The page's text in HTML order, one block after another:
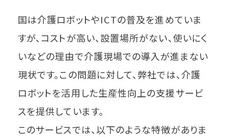
国は介護ロボットやICTの普及を進めていま
すが、コストが高い、設置場所がない、使いにく
いなどの理由で介護現場での導入が進まない
現状です。この問題に対して、弊社では、介護
ロボットを活用した生産性向上の支援サービ
スを提供しています。
このサービスでは、以下のような特徴がありま